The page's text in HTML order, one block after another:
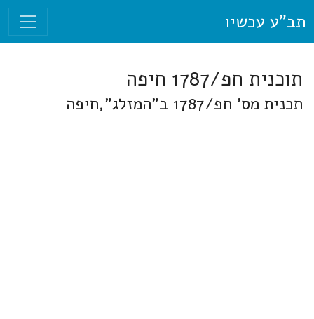
תב"ע עכשיו
תוכנית חפ/1787 חיפה
תכנית מס' חפ/1787 ב"המזלג",חיפה